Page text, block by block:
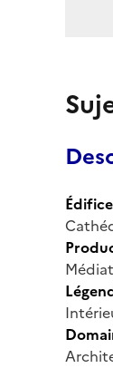
Édifice